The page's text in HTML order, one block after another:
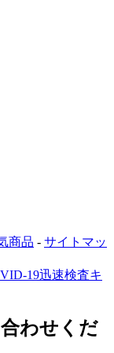
商品 - サイトマッ
19迅速検査キ
わせくだ